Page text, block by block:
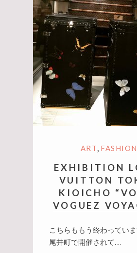
ART, FASHION
EXHIBITION
VUITTON
KIOICHO
VOGUEZ
こちらももう終わってい
尾井町で開催されて…